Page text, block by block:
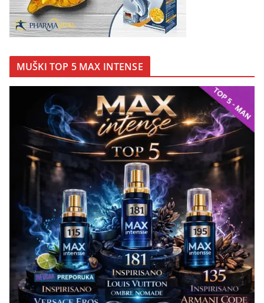
MUŠKI TOP 5 MAX INTENSE